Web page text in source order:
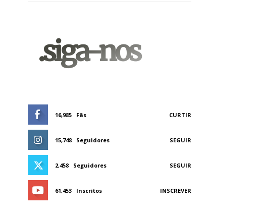
.siga-nos
16,985 Fãs CURTIR
15,748 Seguidores SEGUIR
2,458 Seguidores SEGUIR
61,453 Inscritos INSCREVER